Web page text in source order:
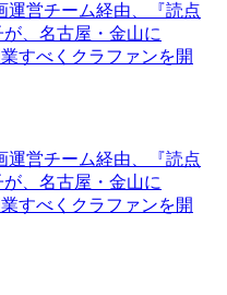
運営チーム経由、『読点
が、名古屋・金山に
すべくクラファンを開
運営チーム経由、『読点
が、名古屋・金山に
すべくクラファンを開